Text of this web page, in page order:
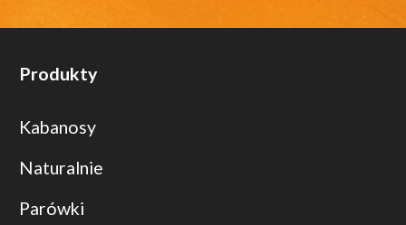
Produkty
Kabanosy
Naturalnie
Parówki